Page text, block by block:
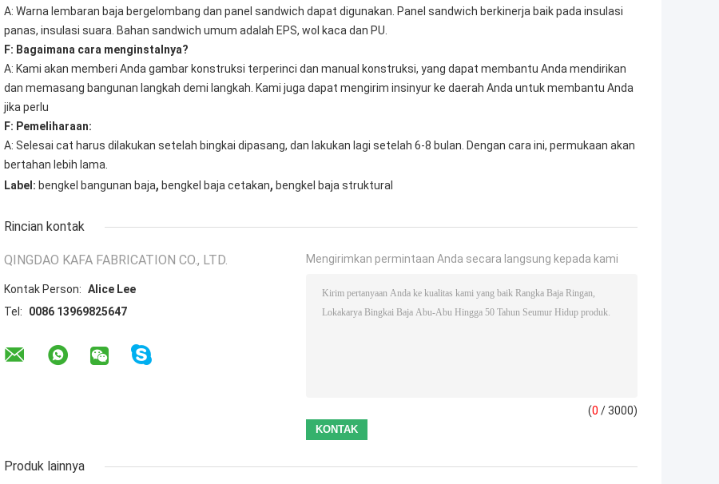
A: Warna lembaran baja bergelombang dan panel sandwich dapat digunakan. Panel sandwich berkinerja baik pada insulasi
panas, insulasi suara. Bahan sandwich umum adalah EPS, wol kaca dan PU.
F: Bagaimana cara menginstalnya?
A: Kami akan memberi Anda gambar konstruksi terperinci dan manual konstruksi, yang dapat membantu Anda mendirikan
dan memasang bangunan langkah demi langkah. Kami juga dapat mengirim insinyur ke daerah Anda untuk membantu Anda
jika perlu
F: Pemeliharaan:
A: Selesai cat harus dilakukan setelah bingkai dipasang, dan lakukan lagi setelah 6-8 bulan. Dengan cara ini, permukaan akan
bertahan lebih lama.
Label: bengkel bangunan baja, bengkel baja cetakan, bengkel baja struktural
Rincian kontak
QINGDAO KAFA FABRICATION CO., LTD.
Kontak Person: Alice Lee
Tel:
0086 13969825647
Mengirimkan permintaan Anda secara langsung kepada kami
(0 / 3000)
Produk lainnya